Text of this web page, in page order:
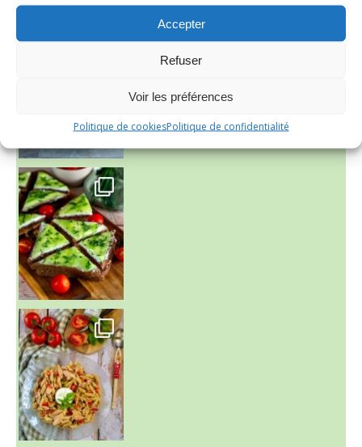
Accepter
Refuser
Voir les préférences
Politique de cookiesPolitique de confidentialité
~ NICE CREAM À LA FRAISE ~
~ SALADE DE PÂTES AUX DEUX TOMATES THON ET BURRA